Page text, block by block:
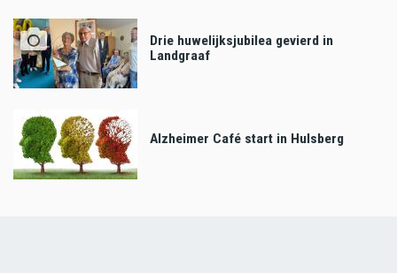
Drie huwelijksjubilea gevierd in
Landgraaf
Alzheimer Café start in Hulsberg